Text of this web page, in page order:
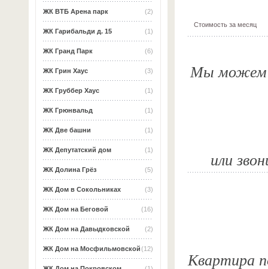
(2)
ЖК ВТБ Арена парк
(1)
ЖК Гарибальди д. 15
(6)
ЖК Гранд Парк
(3)
ЖК Грин Хаус
(1)
ЖК Груббер Хаус
(1)
ЖК Грюнвальд
(1)
ЖК Две башни
(1)
ЖК Депутатский дом
(5)
ЖК Долина Грёз
(3)
ЖК Дом в Сокольниках
(16)
ЖК Дом на Беговой
(2)
ЖК Дом на Давыдковской
(12)
ЖК Дом на Мосфильмовской
Стоимость за месяц
Мы можем
или
Квартира